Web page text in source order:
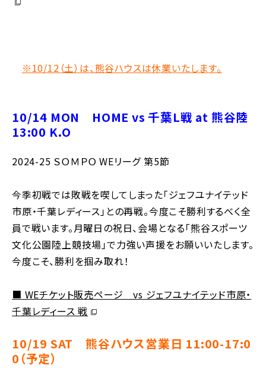
※10/12（土）は、熊谷ハウスは休業いたします。
10/14 MON HOME vs 千葉L戦 at 熊谷陸
13:00 K.O
2024-25 ＳＯＭＰＯ WEリーグ 第5節
今季初戦では敗戦を喫してしまった「ジェフユナイテッド
市原・千葉レディース」との再戦。今度こそ勝利するべく全
員で戦います。月曜日の祝日、会場となる「熊谷スポーツ
文化公園陸上競技場」で力強い声援をお願いいたします。
今度こそ、勝利を掴み取れ！
■ WEチケット販売ページ vs ジェフユナイテッド市原・
千葉レディース 戦 別ウィンドウで開く
10/19 SAT 熊谷ハウス営業日 11:00-17:0
0（予定）